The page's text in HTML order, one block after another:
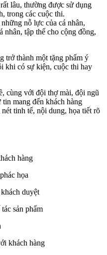
lâu, thường được sử dụng
trong các cuộc thi.
nỗ lực của cá nhân,
nhân, tập thể cho cộng đồng,
trở thành một tặng phẩm ý
khi có sự kiện, cuộc thi hay
cùng với đội thợ mài, đội ngũ
mang đến khách hàng
tinh tế, nội dung, họa tiết rõ
hàng
họa
duyệt
sản phẩm
khách hàng